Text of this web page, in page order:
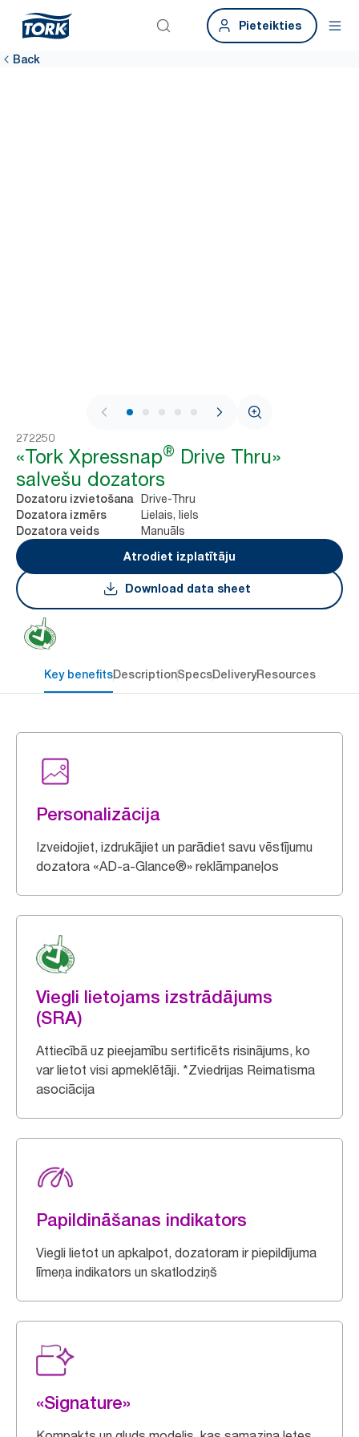
Pieteikties
Back
1 / 8
272250
«Tork Xpressnap® Drive Thru»
salvešu dozators
Dozatoru izvietošana Drive-Thru
Dozatora izmērs Lielais, liels
Dozatora veids
Manuāls
Atrodiet izplatītāju
Download data sheet
Key benefitsDescriptionSpecsDeliveryResources
Personalizācija
Izveidojiet, izdrukājiet un parādiet savu vēstījumu
dozatora «AD-a-Glance®» reklāmpaneļos
Viegli lietojams izstrādājums
(SRA)
Attiecībā uz pieejamību sertificēts risinājums, ko
var lietot visi apmeklētāji. *Zviedrijas Reimatisma
asociācija
Papildināšanas indikators
Viegli lietot un apkalpot, dozatoram ir piepildījuma
līmeņa indikators un skatlodziņš
«Signature»